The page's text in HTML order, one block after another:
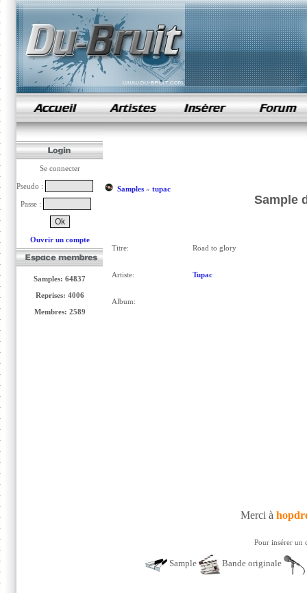
samples de rap
Se connecter
Pseudo :
Passe :
Ouvrir un compte
Samples: 64837
Reprises: 4006
Membres: 2589
Samples» tupac
Sample
Titre: Road to glory
Artiste: Tupac
Album:
Merci à
Pour insérer un
Sample Bande originale